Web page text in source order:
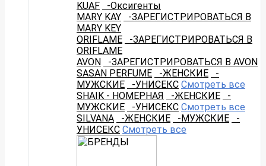
KUAF
-Оксигенты
MARY KAY
-ЗАРЕГИСТРИРОВАТЬСЯ В
MARY KEY
ORIFLAME
-ЗАРЕГИСТРИРОВАТЬСЯ В
ORIFLAME
AVON
-ЗАРЕГИСТРИРОВАТЬСЯ В AVON
SASAN PERFUME
-ЖЕНСКИЕ
-
МУЖСКИЕ
-УНИСЕКС Смотреть все
SHAIK - НОМЕРНАЯ
-ЖЕНСКИЕ
-
МУЖСКИЕ
-УНИСЕКС Смотреть все
SILVANA
-ЖЕНСКИЕ -МУЖСКИЕ
-
УНИСЕКС Смотреть все